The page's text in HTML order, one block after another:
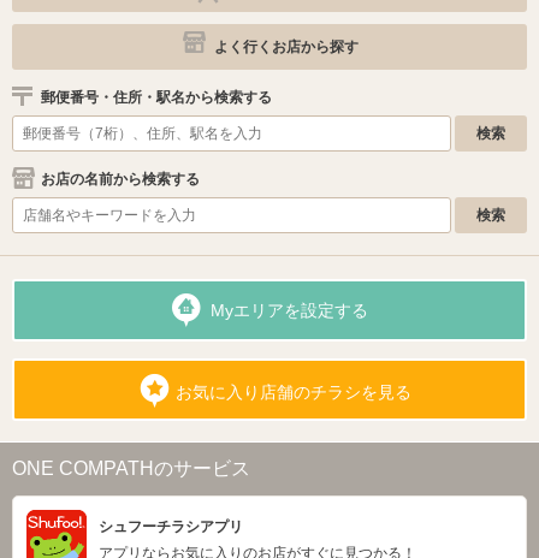
よく行くお店から探す
郵便番号・住所・駅名から検索する
お店の名前から検索する
Myエリアを設定する
お気に入り店舗のチラシを見る
ONE COMPATHのサービス
シュフーチラシアプリ
アプリならお気に入りのお店がすぐに見つかる！